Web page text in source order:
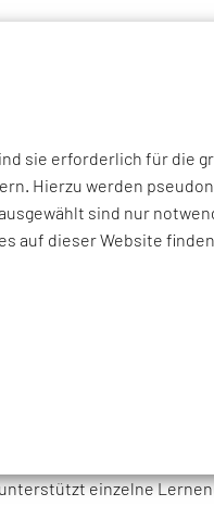
einzelne
sie erforderlich für die
Hierzu werden
sind nur
auf dieser Website